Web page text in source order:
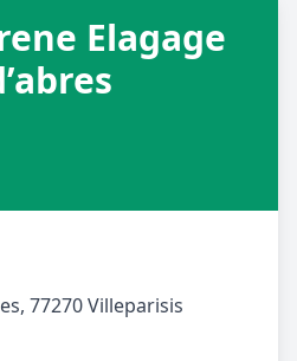
à la liste des métiers
Elagage
77270 Villeparisis